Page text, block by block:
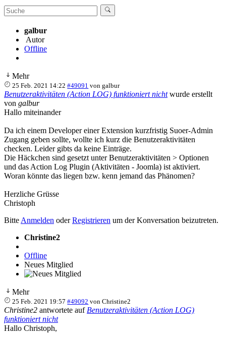
galbur
Autor
Offline
Mehr
25 Feb. 2021 14:22 #49091 vongalbur
Benutzeraktivitäten (Action LOG) funktioniert nichtwurde erstellt
von galbur
Hallo miteinander
Da ich einem Developer einer Extension kurzfristig Suoer-Admin
Zugang geben sollte, wollte ich kurz die Benutzeraktivitäten
checken. Leider gibts da keine Einträge.
Die Häckchen sind gesetzt unter Benutzeraktivitäten > Optionen
und das Action Log Plugin (Aktivitäten - Joomla) ist aktiviert.
Woran könnte das liegen bzw. kenn jemand das Phänomen?
Herzliche Grüsse
Christoph
Bitte Anmelden oderRegistrieren um der Konversation beizutreten.
Christine2
Offline
Neues Mitglied
Mehr
25 Feb. 2021 19:57 #49092 vonChristine2
Christine2 antwortete auf Benutzeraktivitäten (Action LOG)
funktioniert nicht
Hallo Christoph,